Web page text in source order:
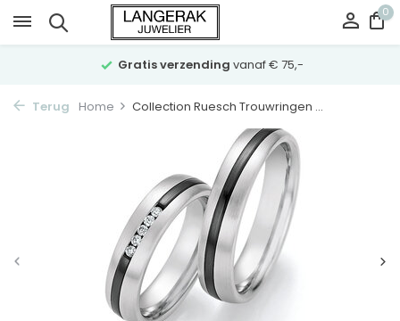
0
Gratis verzending vanaf € 75,-
Terug Home Collection Ruesch Trouwringen ...